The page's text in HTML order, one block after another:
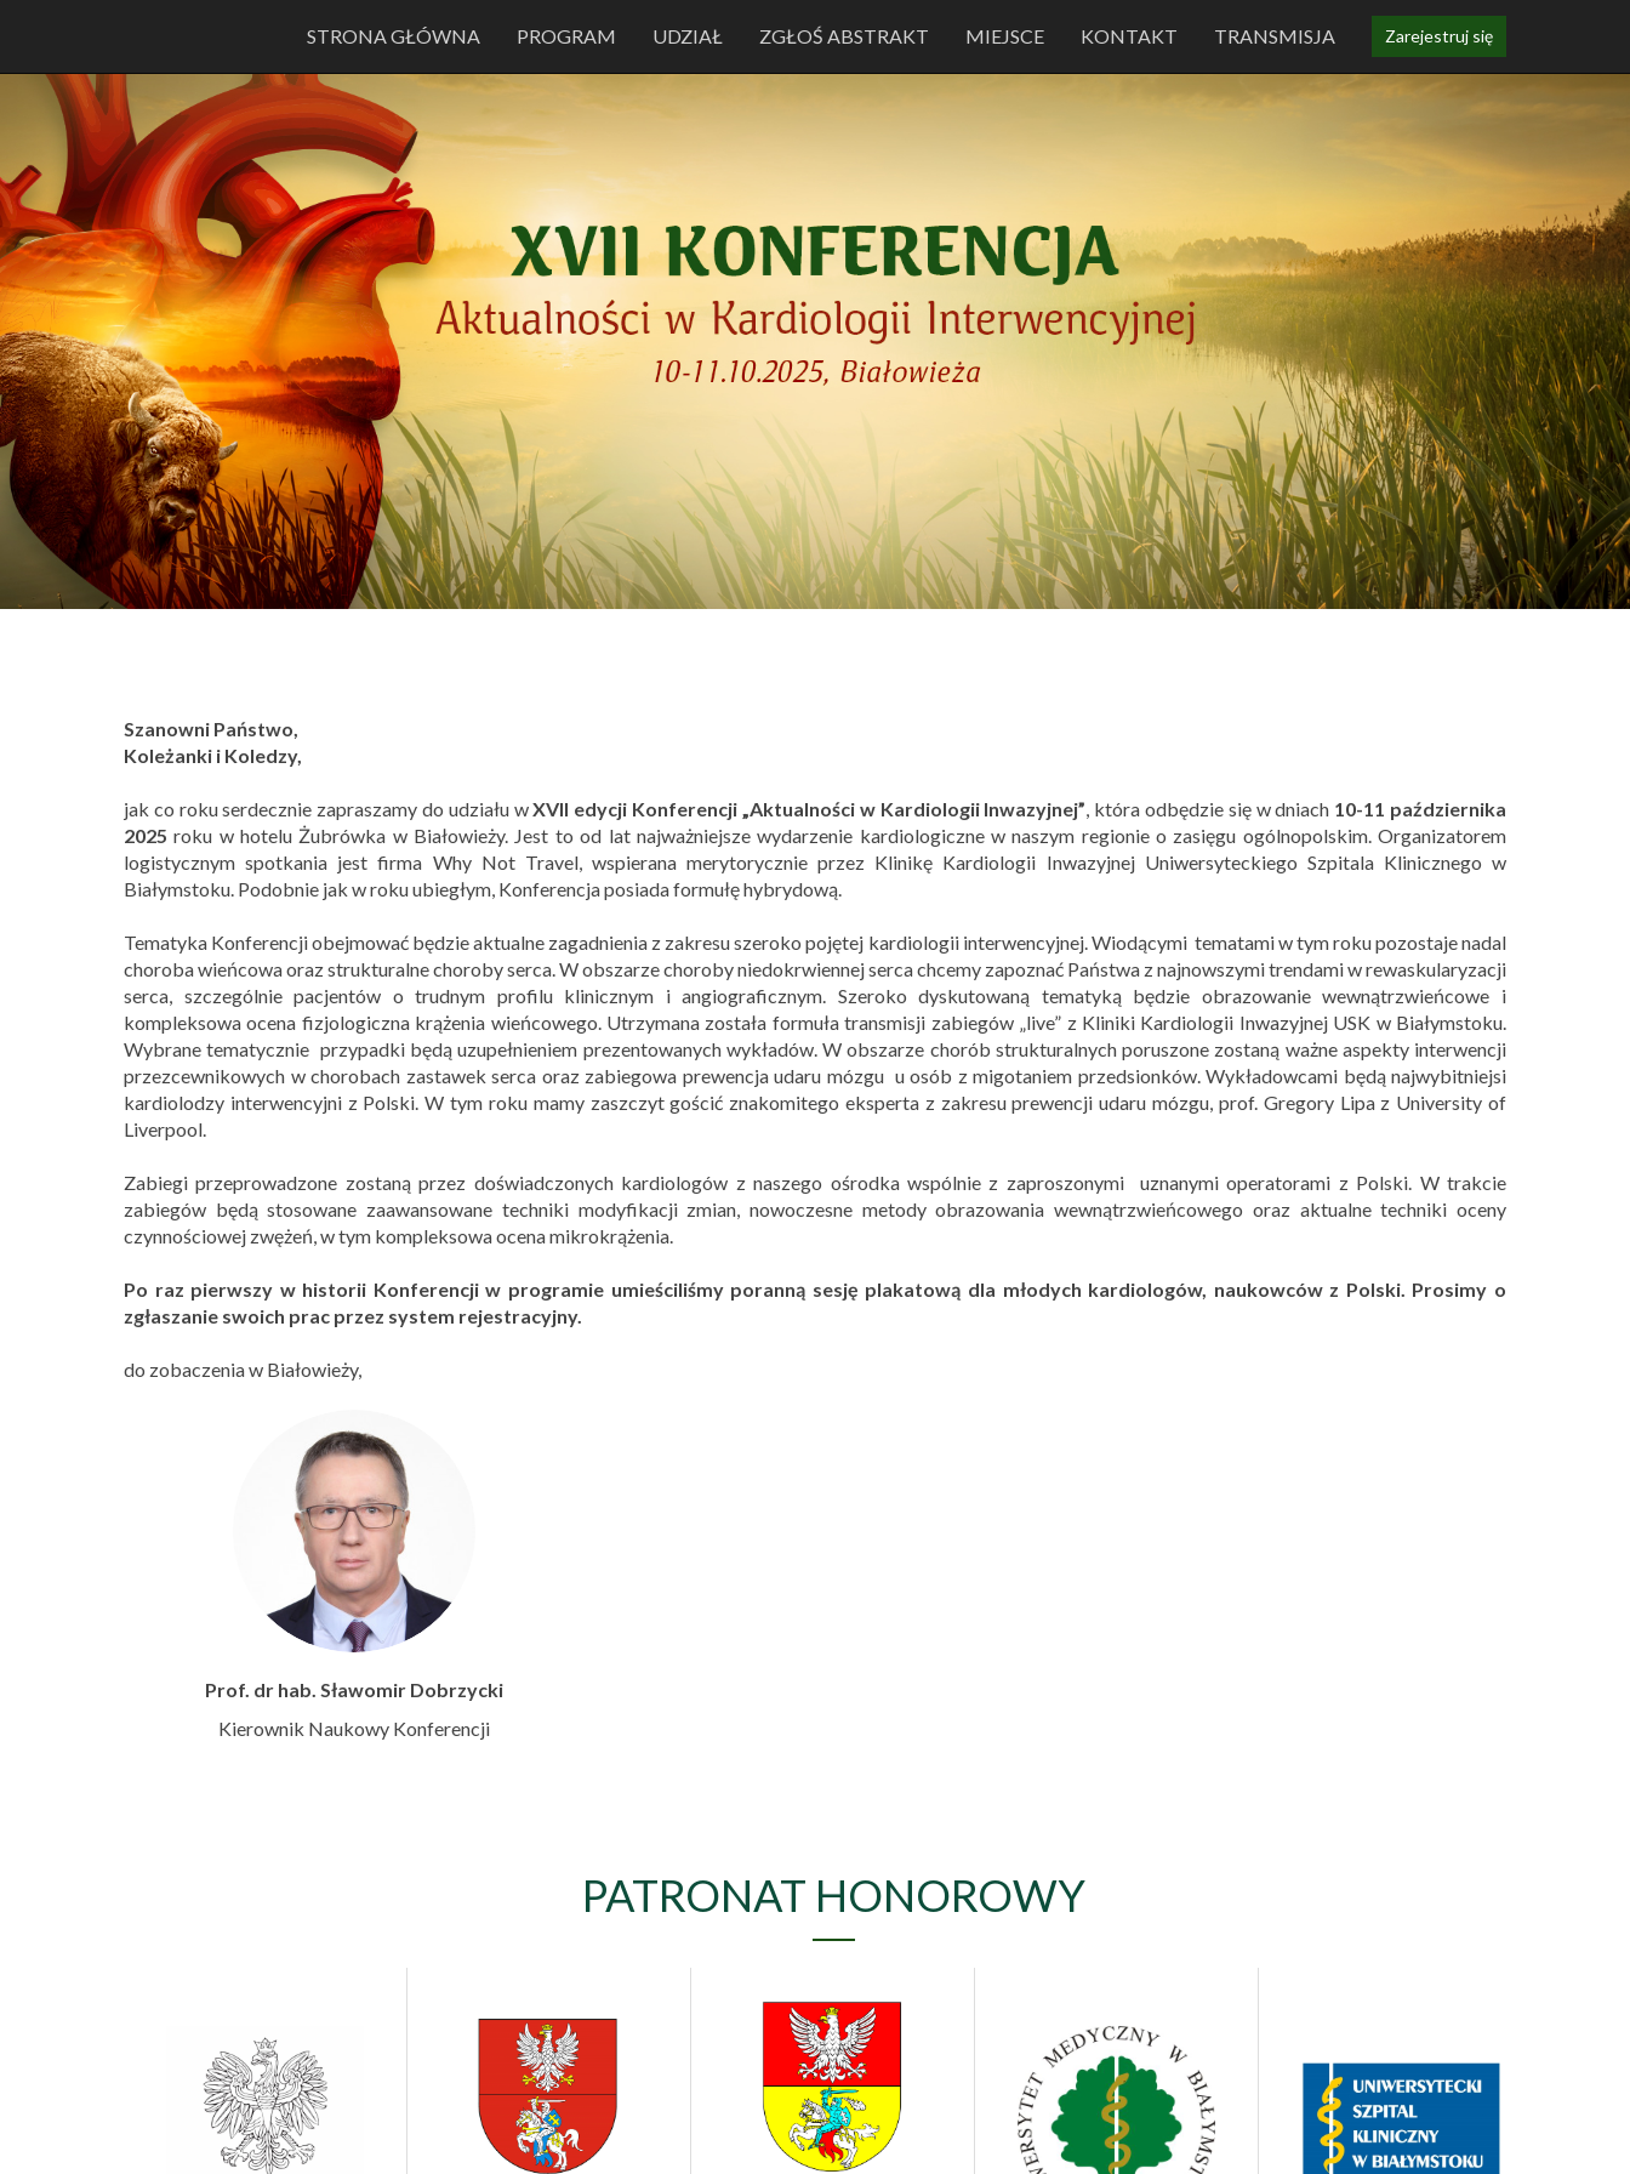
STRONA GŁÓWNA PROGRAM UDZIAŁ ZGŁOŚ ABSTRAKT MIEJSCE KONTAKT TRANSMISJA Zarejestruj się
Szanowni Państwo,
Koleżanki i Koledzy,
jak co roku serdecznie zapraszamy do udziału wXVII edycji Konferencji „Aktualności w Kardiologii Inwazyjnej” , która odbędzie się w dniach 10-11 października
2025 roku w hotelu Żubrówka w Białowieży. Jest to od lat najważniejsze wydarzenie kardiologiczne w naszym regionie o zasięgu ogólnopolskim. Organizatorem
logistycznym spotkania jest firma Why Not Travel, wspierana merytorycznie przez Klinikę Kardiologii Inwazyjnej Uniwersyteckiego Szpitala Klinicznego w
Białymstoku. Podobnie jak w roku ubiegłym, Konferencja posiada formułę hybrydową.
Tematyka Konferencji obejmować będzie aktualne zagadnienia z zakresu szeroko pojętej kardiologii interwencyjnej. Wiodącymi tematami w tym roku pozostaje nadal
choroba wieńcowa oraz strukturalne choroby serca. W obszarze choroby niedokrwiennej serca chcemy zapoznać Państwa z najnowszymi trendami w rewaskularyzacji
serca, szczególnie pacjentów o trudnym profilu klinicznym i angiograficznym. Szeroko dyskutowaną tematyką będzie obrazowanie wewnątrzwieńcowe i
kompleksowa ocena fizjologiczna krążenia wieńcowego. Utrzymana została formuła transmisji zabiegów „live” z Kliniki Kardiologii Inwazyjnej USK w Białymstoku.
Wybrane tematycznie przypadki będą uzupełnieniem prezentowanych wykładów. W obszarze chorób strukturalnych poruszone zostaną ważne aspekty interwencji
przezcewnikowych w chorobach zastawek serca oraz zabiegowa prewencja udaru mózgu u osób z migotaniem przedsionków. Wykładowcami będą najwybitniejsi
kardiolodzy interwencyjni z Polski. W tym roku mamy zaszczyt gościć znakomitego eksperta z zakresu prewencji udaru mózgu, prof. Gregory Lipa z University of
Liverpool.
Zabiegi przeprowadzone zostaną przez doświadczonych kardiologów z naszego ośrodka wspólnie z zaproszonymi uznanymi operatorami z Polski. W trakcie
zabiegów będą stosowane zaawansowane techniki modyfikacji zmian, nowoczesne metody obrazowania wewnątrzwieńcowego oraz aktualne techniki oceny
czynnościowej zwężeń, w tym kompleksowa ocena mikrokrążenia.
Po raz pierwszy w historii Konferencji w programie umieściliśmy poranną sesję plakatową dla młodych kardiologów, naukowców z Polski. Prosimy o
zgłaszanie swoich prac przez system rejestracyjny.
do zobaczenia w Białowieży,
Prof. dr hab. Sławomir Dobrzycki
Kierownik Naukowy Konferencji
PATRONAT HONOROWY